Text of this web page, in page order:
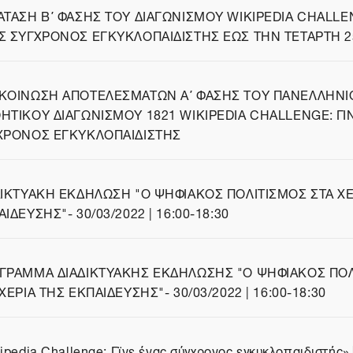
Β΄ ΦΑΣΗΣ ΤΟΥ ΔΙΑΓΩΝΙΣΜΟΥ WIKIPEDIA
ΣΥΓΧΡΟΝΟΣ ΕΓΚΥΚΛΟΠΑΙΔΙΣΤΗΣ ΕΩΣ ΤΗΝ ΤΕΤΑΡΤΗ
ΑΠΟΤΕΛΕΣΜΑΤΩΝ Α΄ ΦΑΣΗΣ ΤΟΥ
ΔΙΑΓΩΝΙΣΜΟΥ 1821 WIKIPEDIA CHALLENGE:
ΕΓΚΥΚΛΟΠΑΙΔΙΣΤΗΣ
ΕΚΔΗΛΩΣΗ "Ο ΨΗΦΙΑΚΟΣ ΠΟΛΙΤΙΣΜΟΣ ΣΤΑ
30/03/2022 | 16:00-18:30
ΔΙΑΔΙΚΤΥΑΚΗΣ ΕΚΔΗΛΩΣΗΣ "Ο ΨΗΦΙΑΚΟΣ
ΤΗΣ ΕΚΠΑΙΔΕΥΣΗΣ"- 30/03/2022 | 16:00-18:30